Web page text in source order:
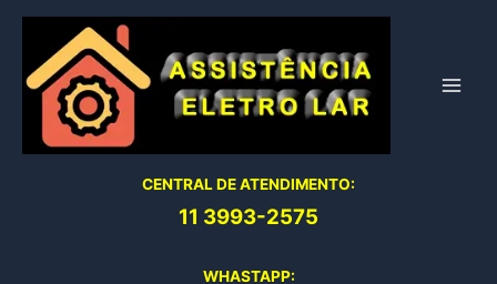
conteúdo
CENTRAL DE ATENDIMENTO:
11 3993-2575
WHASTAPP: